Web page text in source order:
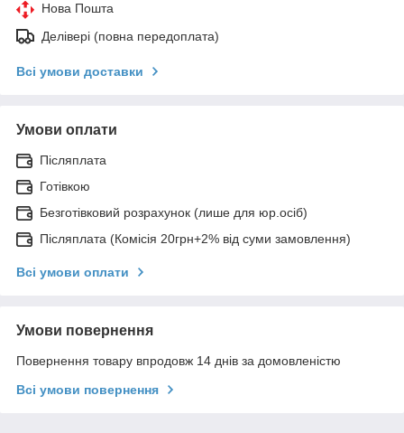
Нова Пошта
Делівері (повна передоплата)
Всі умови доставки
Умови оплати
Післяплата
Готівкою
Безготівковий розрахунок (лише для юр.осіб)
Післяплата (Комісія 20грн+2% від суми замовлення)
Всі умови оплати
Умови повернення
Повернення товару впродовж 14 днів за домовленістю
Всі умови повернення